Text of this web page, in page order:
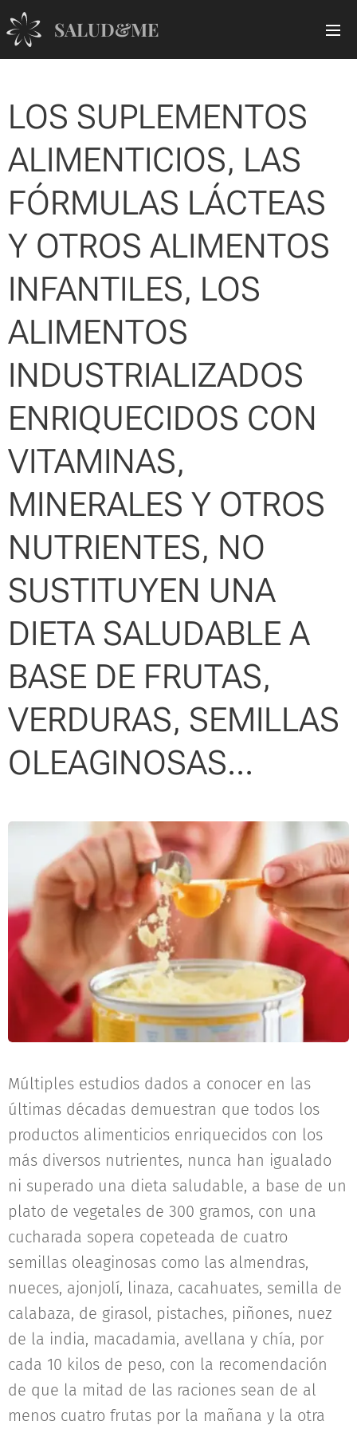
SALUD&ME
LOS SUPLEMENTOS
ALIMENTICIOS, LAS
FÓRMULAS LÁCTEAS
Y OTROS ALIMENTOS
INFANTILES, LOS
ALIMENTOS
INDUSTRIALIZADOS
ENRIQUECIDOS CON
VITAMINAS,
MINERALES Y OTROS
NUTRIENTES, NO
SUSTITUYEN UNA
DIETA SALUDABLE A
BASE DE FRUTAS,
VERDURAS, SEMILLAS
OLEAGINOSAS...
Múltiples estudios dados a conocer en las
últimas décadas demuestran que todos los
productos alimenticios enriquecidos con los
más diversos nutrientes, nunca han igualado
ni superado una dieta saludable, a base de un
plato de vegetales de 300 gramos, con una
cucharada sopera copeteada de cuatro
semillas oleaginosas como las almendras,
nueces, ajonjolí, linaza, cacahuates, semilla de
calabaza, de girasol, pistaches, piñones, nuez
de la india, macadamia, avellana y chía, por
cada 10 kilos de peso, con la recomendación
de que la mitad de las raciones sean de al
menos cuatro frutas por la mañana y la otra